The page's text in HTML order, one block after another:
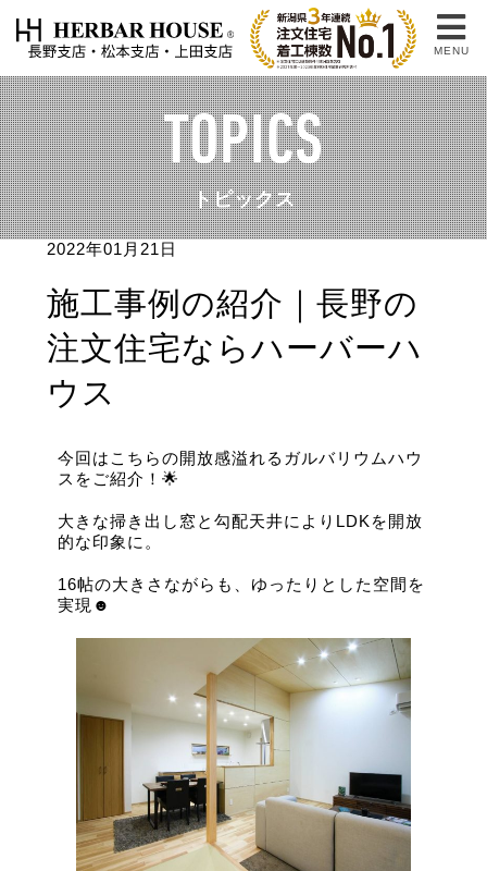
MENU
TOPICS
トピックス
2022年01月21日
施工事例の紹介｜長野の
注文住宅ならハーバーハ
ウス
今回はこちらの開放感溢れるガルバリウムハウ
スをご紹介！🌟
大きな掃き出し窓と勾配天井によりLDKを開放
的な印象に。
16帖の大きさながらも、ゆったりとした空間を
実現☻